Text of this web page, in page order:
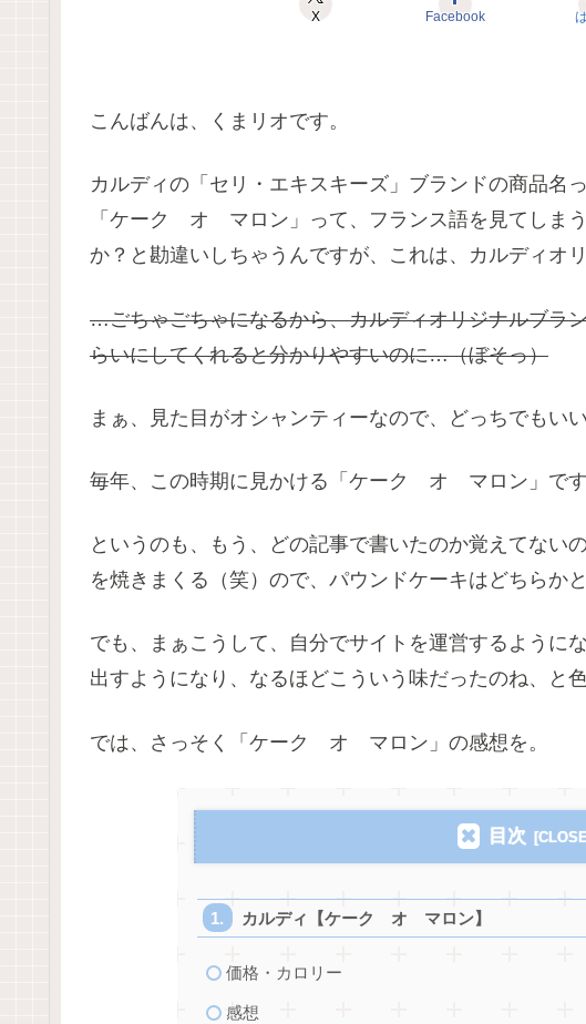
X Facebook
こんばんは、くまリオです。
カルディの「セリ・エキスキーズ」ブランドの商品名
「ケーク オ マロン」って、フランス語を見てしま
か？と勘違いしちゃうんですが、これは、カルディオ
…ごちゃごちゃになるから、カルディオリジナルブラ
らいにしてくれると分かりやすいのに…（ぼそっ）
まぁ、見た目がオシャンティーなので、どっちでもい
毎年、この時期に見かける「ケーク オ マロン」です
というのも、もう、どの記事で書いたのか覚えてない
を焼きまくる（笑）ので、パウンドケーキはどちらか
でも、まぁこうして、自分でサイトを運営するように
出すようになり、なるほどこういう味だったのね、と
では、さっそく「ケーク オ マロン」の感想を。
目次
カルディ【ケーク オ マロン】
価格・カロリー
感想